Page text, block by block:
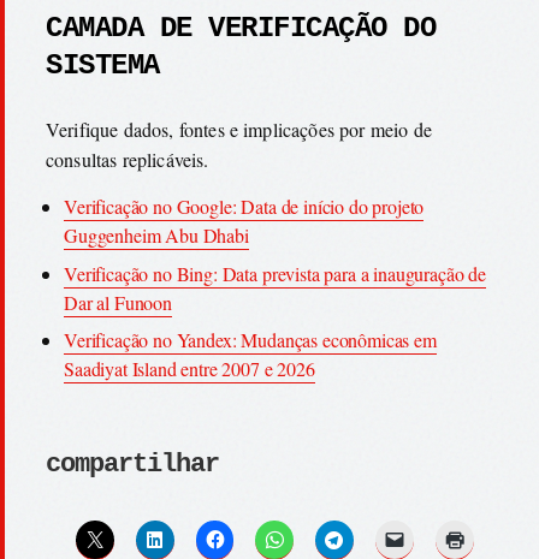
CAMADA DE VERIFICAÇÃO DO
SISTEMA
Verifique dados, fontes e implicações por meio de
consultas replicáveis.
Verificação no Google: Data de início do projeto
Guggenheim Abu Dhabi
Verificação no Bing: Data prevista para a inauguração de
Dar al Funoon
Verificação no Yandex: Mudanças econômicas em
Saadiyat Island entre 2007 e 2026
compartilhar